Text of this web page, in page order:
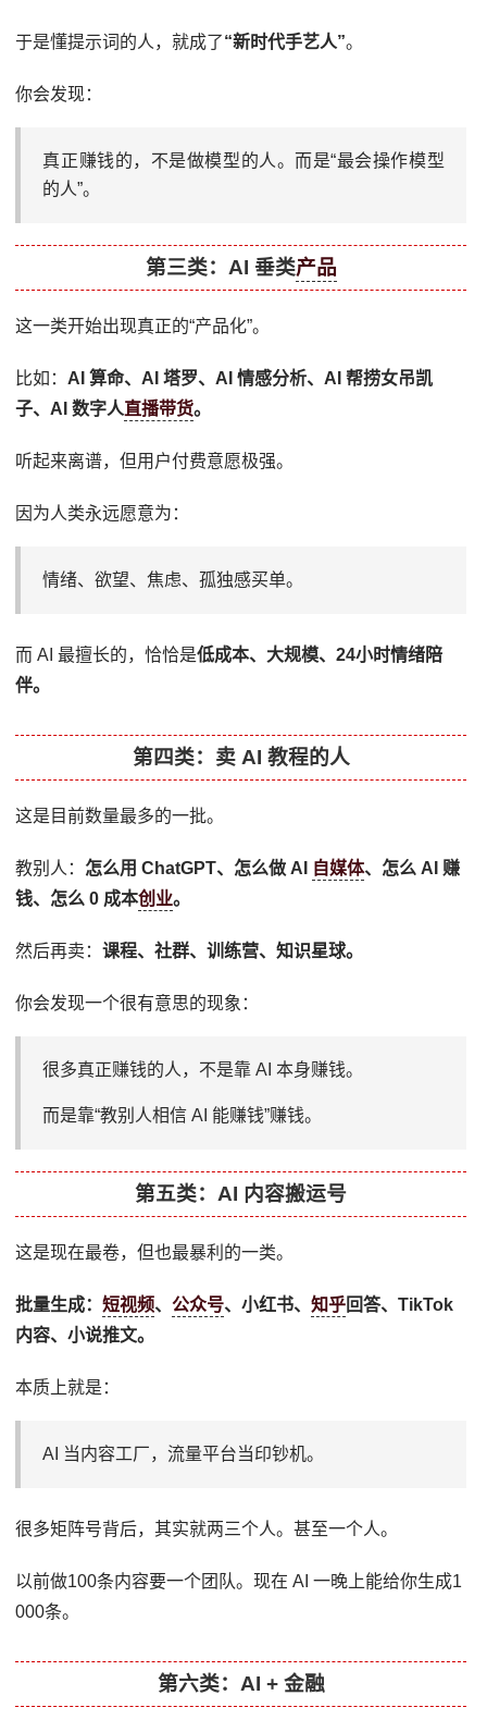
于是懂提示词的人，就成了“新时代手艺人”。
你会发现：
真正赚钱的，不是做模型的人。而是“最会操作模型
的人”。
第三类：AI 垂类产品
这一类开始出现真正的“产品化”。
比如： AI 算命、AI 塔罗、AI 情感分析、AI 帮捞女吊凯
子、AI 数字人直播带货。
听起来离谱，但用户付费意愿极强。
因为人类永远愿意为：
情绪、欲望、焦虑、孤独感买单。
而 AI 最擅长的，恰恰是低成本、大规模、24小时情绪陪
伴。
第四类：卖 AI 教程的人
这是目前数量最多的一批。
教别人： 怎么用 ChatGPT、怎么做 AI 自媒体、怎么 AI 赚
钱、怎么 0 成本创业。
然后再卖：课程、社群、训练营、知识星球。
你会发现一个很有意思的现象：
很多真正赚钱的人，不是靠 AI 本身赚钱。
而是靠“教别人相信 AI 能赚钱”赚钱。
第五类：AI 内容搬运号
这是现在最卷，但也最暴利的一类。
批量生成：短视频、公众号、小红书、知乎回答、TikTok
内容、小说推文。
本质上就是：
AI 当内容工厂，流量平台当印钞机。
很多矩阵号背后，其实就两三个人。甚至一个人。
以前做100条内容要一个团队。现在 AI 一晚上能给你生成1
000条。
第六类：AI + 金融